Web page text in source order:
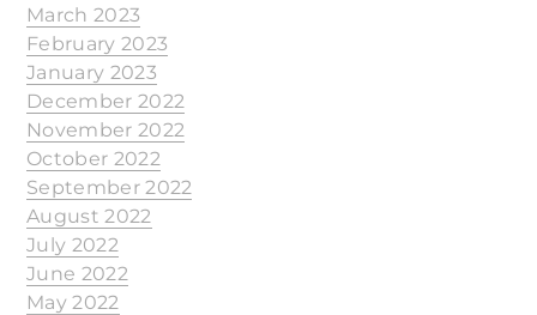
March 2023
February 2023
January 2023
December 2022
November 2022
October 2022
September 2022
August 2022
July 2022
June 2022
May 2022